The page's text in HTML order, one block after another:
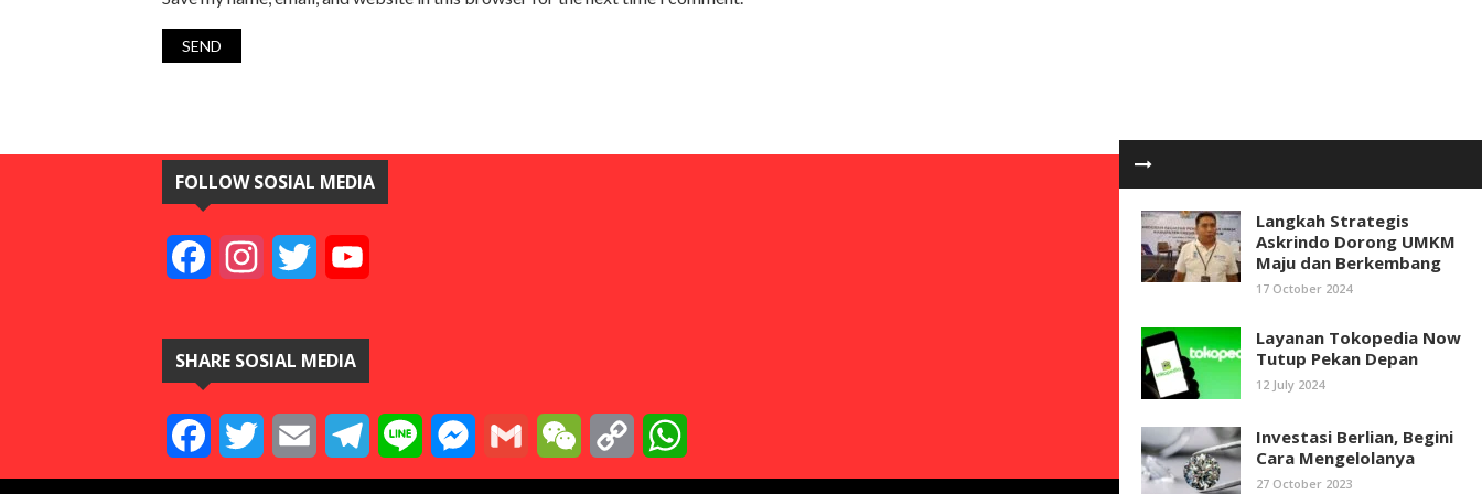
Langkah Strategis
Askrindo Dorong UMKM
Maju dan Berkembang
17 October 2024
Layanan Tokopedia Now
Tutup Pekan Depan
12 July 2024
Investasi Berlian, Begini
Cara Mengelolanya
27 October 2023
FOLLOW SOSIAL MEDIA
FacebookInstagramTwitter
SHARE SOSIAL MEDIA
FacebookTwitter Email TelegramLine Messenger
Gmail WeChat Copy
Link